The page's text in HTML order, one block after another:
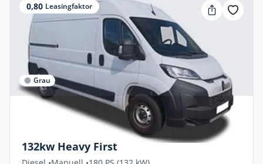
0,80 Leasingfaktor
Grau
Privat & Gewerbe
Citroën Jumper FIRST 3,5t L3H2 Diesel
132kw Heavy First